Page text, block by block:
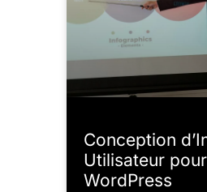
Conception
Utilisateur
WordPress